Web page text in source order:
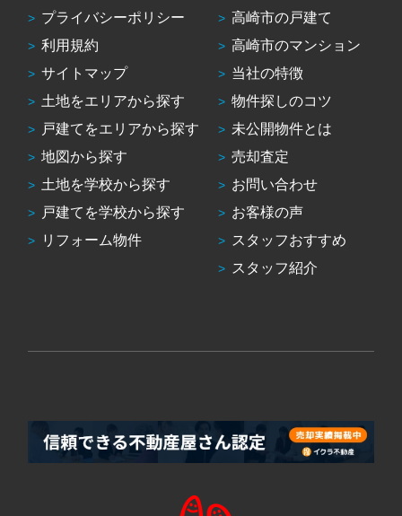
プライバシーポリシー
利用規約
サイトマップ
土地をエリアから探す
戸建てをエリアから探す
地図から探す
土地を学校から探す
戸建てを学校から探す
リフォーム物件
高崎市の戸建て
高崎市のマンション
当社の特徴
物件探しのコツ
未公開物件とは
売却査定
お問い合わせ
お客様の声
スタッフおすすめ
スタッフ紹介